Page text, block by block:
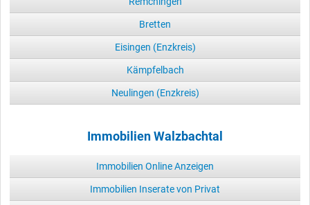
Bretten
Eisingen (Enzkreis)
Kämpfelbach
Neulingen (Enzkreis)
Immobilien Walzbachtal
Immobilien Online Anzeigen
Immobilien Inserate von Privat